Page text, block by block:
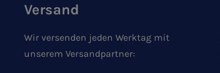
Versand
Wir versenden jeden Werktag mit
unserem Versandpartner: